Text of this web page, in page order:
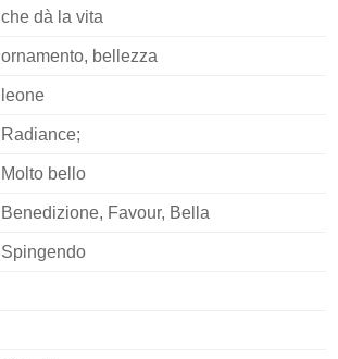
che dà la vita
ornamento, bellezza
leone
Radiance;
Molto bello
Benedizione, Favour, Bella
Spingendo